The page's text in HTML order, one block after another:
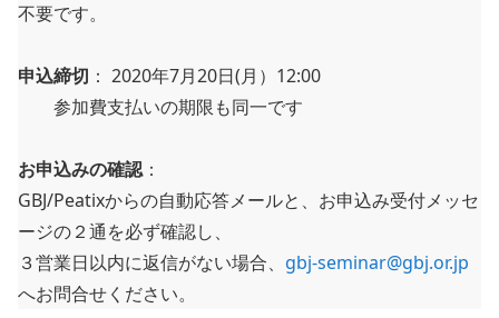
不要です。
申込締切 ： 2020年7月20日(月）12:00
参加費支払いの期限も同一です
お申込みの確認：
GBJ/Peatixからの自動応答メールと、お申込み受付メッセ
ージの２通を必ず確認し、
３営業日以内に返信がない場合、 gbj-seminar@gbj.or.jp
へお問合せください。